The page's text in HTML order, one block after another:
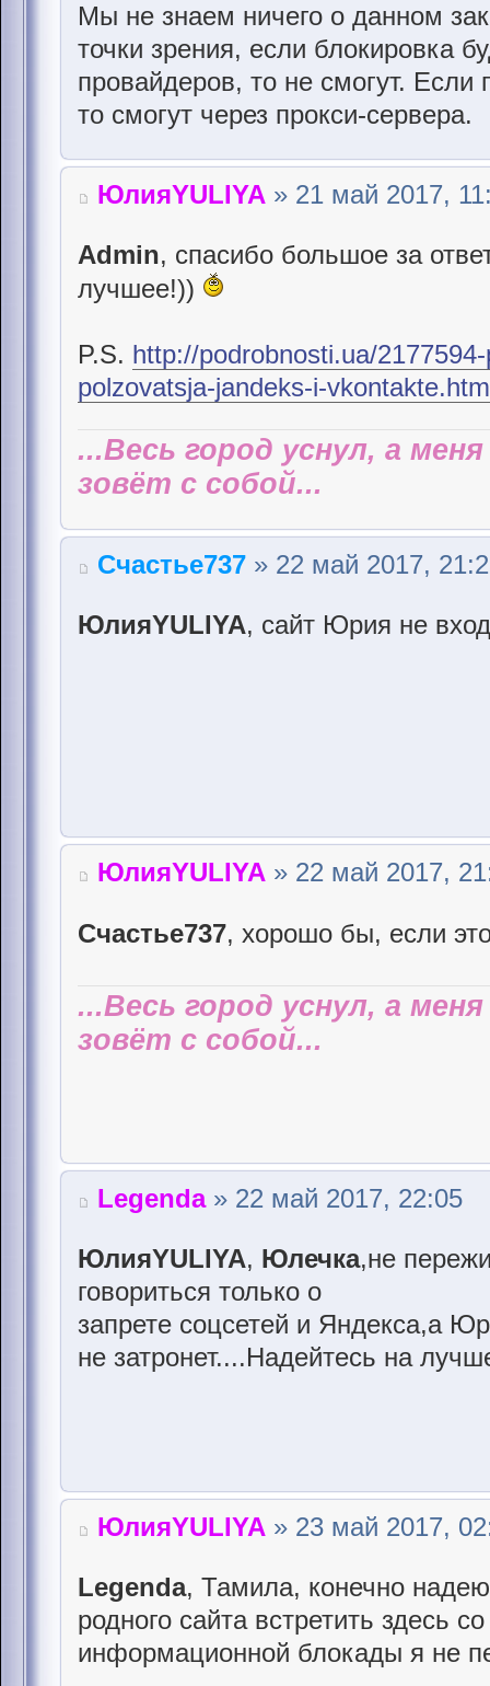
Мы не знаем ничего о данном
точки зрения, если блокировка
провайдеров, то не смогут. Если
то смогут через прокси-сервера.
ЮлияYULIYA » 21 май 2017,
Admin, спасибо большое за
лучшее!))
P.S. http://podrobnosti.ua/
polzovatsja-jandeks-i-
...Весь город уснул, а
зовёт с собой...
Счастье737 » 22 май 2017,
ЮлияYULIYA, сайт Юрия не
ЮлияYULIYA » 22 май 2017,
Счастье737, хорошо бы, если
...Весь город уснул, а
зовёт с собой...
Legenda» 22 май 2017, 22:05
ЮлияYULIYA, Юлечка,не
говориться только о
запрете соцсетей и Яндекса,а
не затронет....Надейтесь на
ЮлияYULIYA » 23 май 2017,
Legenda, Тамила, конечно
родного сайта встретить здесь
информационной блокады я не